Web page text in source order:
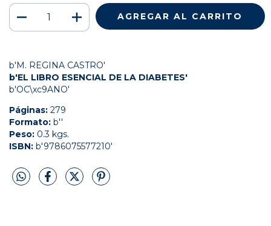
b'M. REGINA CASTRO'
b'EL LIBRO ESENCIAL DE LA DIABETES'
b'OC\xc9ANO'
Páginas: 279
Formato: b''
Peso: 0.3 kgs.
ISBN: b'9786075577210'